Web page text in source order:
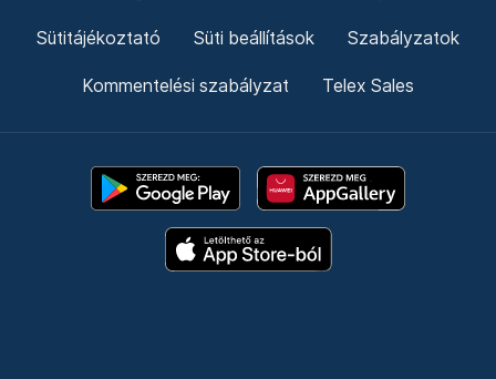
Sütitájékoztató Süti beállítások Szabályzatok
Kommentelési szabályzat Telex Sales